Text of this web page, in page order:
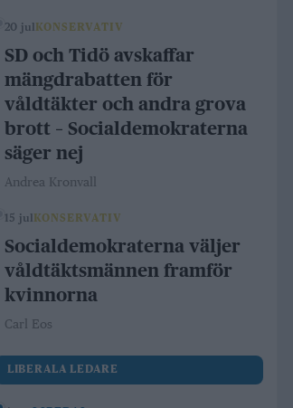
20 jul KONSERVATIV
SD och Tidö avskaffar
mängdrabatten för
våldtäkter och andra grova
brott – Socialdemokraterna
säger nej
Andrea Kronvall
15 jul KONSERVATIV
Socialdemokraterna väljer
våldtäktsmännen framför
kvinnorna
Carl Eos
LIBERALA LEDARE